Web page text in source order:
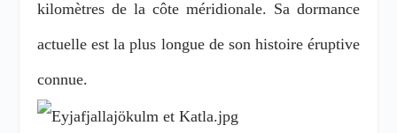
kilomètres de la côte méridionale. Sa dormance
actuelle est la plus longue de son histoire éruptive
connue.